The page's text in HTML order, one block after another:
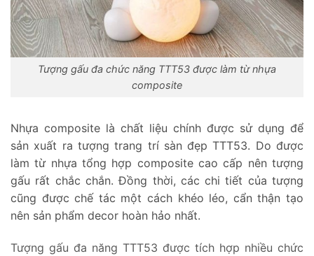
Tượng gấu đa chức năng TTT53 được làm từ nhựa
composite
Nhựa composite là chất liệu chính được sử dụng để
sản xuất ra tượng trang trí sàn đẹp TTT53. Do được
làm từ nhựa tổng hợp composite cao cấp nên tượng
gấu rất chắc chắn. Đồng thời, các chi tiết của tượng
cũng được chế tác một cách khéo léo, cẩn thận tạo
nên sản phẩm decor hoàn hảo nhất.
Tượng gấu đa năng TTT53 được tích hợp nhiều chức